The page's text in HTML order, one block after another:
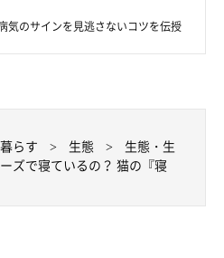
気のサインを見逃さないコツを伝授
らす 生態
生態・生
ズで寝ているの？ 猫の『寝